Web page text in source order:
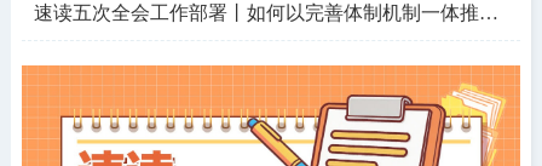
速读五次全会工作部署丨如何以完善体制机制一体推进“三不腐”